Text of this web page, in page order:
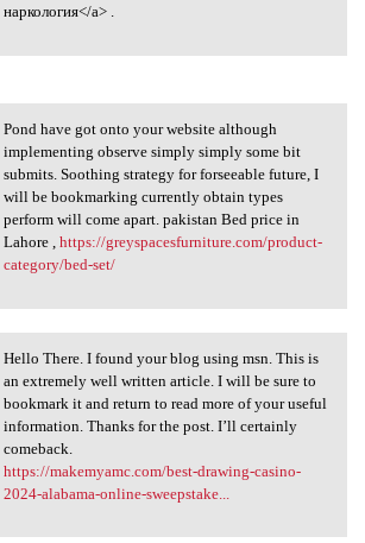
наркология</a> .
have got onto your
Pond have got onto your website although
implementing observe simply simply some bit
submits. Soothing strategy for forseeable future, I
will be bookmarking currently obtain types
perform will come apart. pakistan Bed price in
Lahore , https://greyspacesfurniture.com/product-
category/bed-set/
There. I found your
Hello There. I found your blog using msn. This is
an extremely well written article. I will be sure to
bookmark it and return to read more of your useful
information. Thanks for the post. I’ll certainly
comeback.
https://makemyamc.com/best-drawing-casino-
2024-alabama-online-sweepstake...